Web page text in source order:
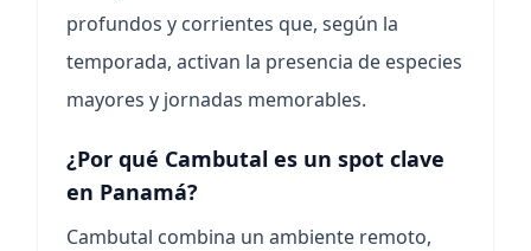
profundos y corrientes que, según la
temporada, activan la presencia de especies
mayores y jornadas memorables.
¿Por qué Cambutal es un spot clave
en Panamá?
Cambutal combina un ambiente remoto,